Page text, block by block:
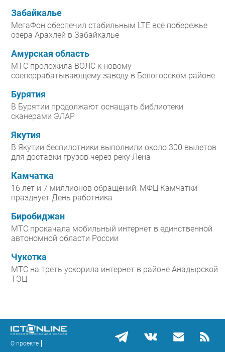
Забайкалье
МегаФон обеспечил стабильным LTE всё побережье
озера Арахлей в Забайкалье
Амурская область
МТС проложила ВОЛС к новому
соеперрабатывающему заводу в Белогорском районе
Бурятия
В Бурятии продолжают оснащать библиотеки
сканерами ЭЛАР
Якутия
В Якутии беспилотники выполнили около 300 вылетов
для доставки грузов через реку Лена
Камчатка
16 лет и 7 миллионов обращений: МФЦ Камчатки
празднует День работника
Биробиджан
МТС прокачала мобильный интернет в единственной
автономной области России
Чукотка
МТС на треть ускорила интернет в районе Анадырской
ТЭЦ
О проекте